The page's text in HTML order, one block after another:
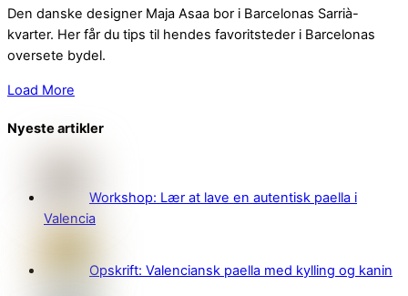
Den danske designer Maja Asaa bor i Barcelonas Sarrià-
kvarter. Her får du tips til hendes favoritsteder i Barcelonas
oversete bydel.
Load More
Nyeste artikler
Workshop: Lær at lave en autentisk paella i
Valencia
Opskrift: Valenciansk paella med kylling og kanin